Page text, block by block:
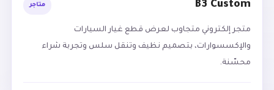
B3 Custom متاجر
متجر إلكتروني متجاوب لعرض قطع غيار السيارات
والإكسسوارات، بتصميم نظيف وتنقل سلس وتجربة شراء
محسّنة.